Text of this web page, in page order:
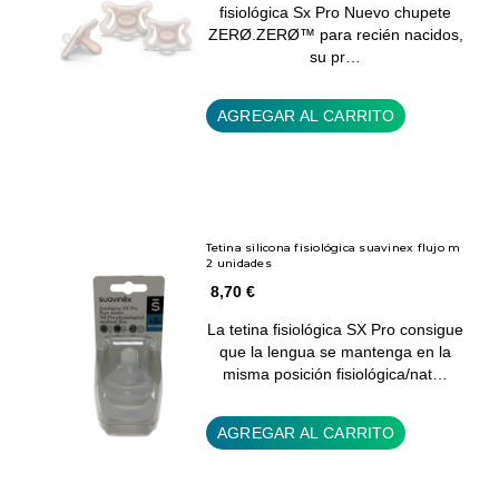
fisiológica Sx Pro Nuevo chupete
ZERØ.ZERØ™ para recién nacidos,
su pr…
AGREGAR AL CARRITO
Tetina silicona fisiológica suavinex flujo m
2 unidades
8,70 €
La tetina fisiológica SX Pro consigue
que la lengua se mantenga en la
misma posición fisiológica/nat…
AGREGAR AL CARRITO